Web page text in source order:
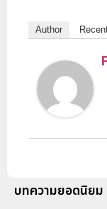
Author
บทความยอดนิยม